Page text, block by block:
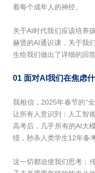
着每个成年人的神经。
关于AI时代我们应该培养
赫贤的AI通识课，关于我
生给我们做出了详细的回答
01 面对AI我们在焦虑
我相信，2025年春节的“
让所有人意识到：人工智
高考后，几乎所有的AI大
绩，秒杀人类学生12年备
这一切都迫使我们思考：